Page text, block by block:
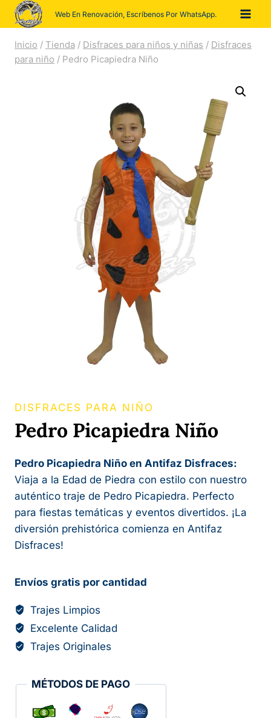
Saltar
contenido
Web En Renovación, Escríbenos Por WhatsApp.
Inicio / Tienda / Disfraces para niños y niñas / Disfraces
para niño / Pedro Picapiedra Niño
DISFRACES PARA NIÑO
Pedro Picapiedra Niño
Pedro Picapiedra Niño en Antifaz Disfraces:
Viaja a la Edad de Piedra con estilo con nuestro
auténtico traje de Pedro Picapiedra. Perfecto
para fiestas temáticas y eventos divertidos. ¡La
diversión prehistórica comienza en Antifaz
Disfraces!
Envíos gratis por cantidad
Trajes Limpios
Excelente Calidad
Trajes Originales
MÉTODOS DE PAGO